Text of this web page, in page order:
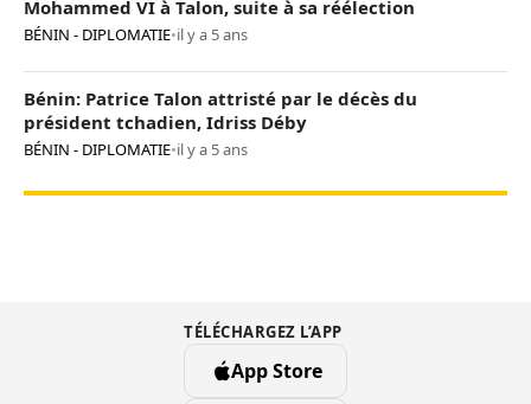
Mohammed VI à Talon, suite à sa réélection
BÉNIN - DIPLOMATIE•il y a 5 ans
Bénin: Patrice Talon attristé par le décès du
président tchadien, Idriss Déby
BÉNIN - DIPLOMATIE•il y a 5 ans
TÉLÉCHARGEZ L’APP
App Store